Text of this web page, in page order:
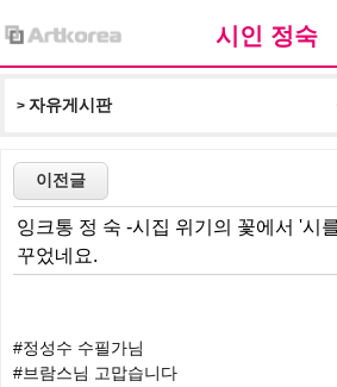
시인 정숙
> 자유게시판
잉크통 정 숙 -시집 위기의 꽃에서 '시
꾸었네요.
#정성수 수필가님
#브람스님 고맙습니다